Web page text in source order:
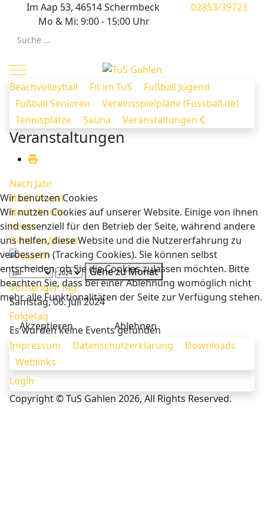
Im Aap 53, 46514 Schermbeck
02853/39723
Mo & Mi: 9:00 - 15:00 Uhr
Suchen
Mobile Menu Toggle
Beachvolleyball
Fit im TuS
Fußball Jugend
Fußball Senioren
Vereinsspielpläne (Fussball.de)
Tennisplätze
Sauna Veranstaltungen
Veranstaltungen
Nach Jahr
Nach Monat
Nach Woche
Heute
Gehe zu Monat
Gehe zu Monat
Vorheriger Tag
Samstag, 06. Juli 2024
Folgetag
Es wurden keine Events gefunden
Impressum
Datenschutzerklärung
Downloads
Weblinks
Login
Copyright © TuS Gahlen 2026, All Rights Reserved.
Wir benutzen Cookies
Wir nutzen Cookies auf unserer Website. Einige von ihnen
sind essenziell für den Betrieb der Seite, während andere
uns helfen, diese Website und die Nutzererfahrung zu
verbessern (Tracking Cookies). Sie können selbst
entscheiden, ob Sie die Cookies zulassen möchten. Bitte
beachten Sie, dass bei einer Ablehnung womöglich nicht
mehr alle Funktionalitäten der Seite zur Verfügung stehen.
Akzeptieren Ablehnen